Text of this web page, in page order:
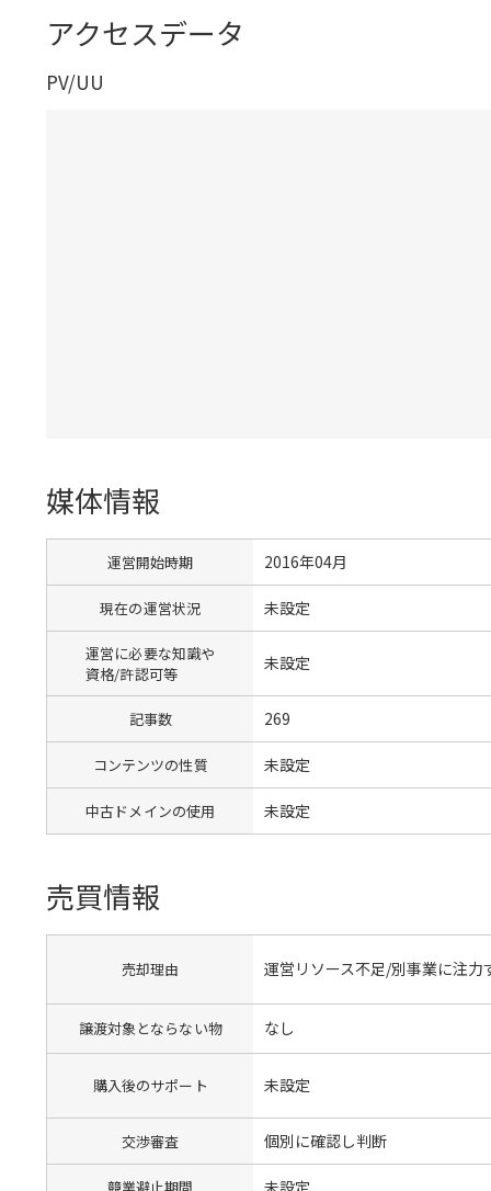
アクセスデータ
PV/UU
媒体情報
運営開始時期 2016年04月
現在の運営状況 未設定
運営に必要な知識や
資格/許認可等
未設定
記事数 269
コンテンツの性質 未設定
中古ドメインの使用 未設定
売買情報
売却理由 運営リソース不足/別事業に注力
譲渡対象とならない物 なし
購入後のサポート 未設定
交渉審査 個別に確認し判断
競業避止期間 未設定